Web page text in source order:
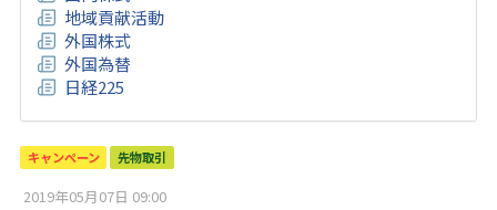
地域貢献活動
外国株式
外国為替
日経225
キャンペーン 先物取引
2019年05月07日 09:00